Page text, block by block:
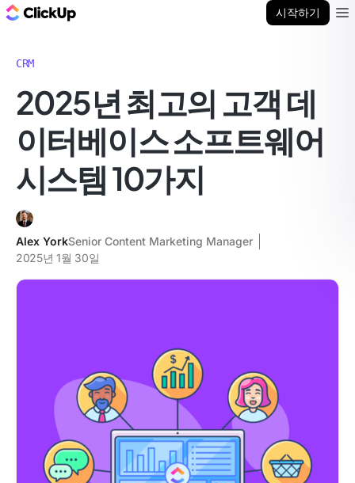
시작하기
CRM
2025년 최고의 고객 데
이터베이스 소프트웨어
시스템 10가지
Alex YorkSenior Content Marketing Manager
2025년 1월 30일